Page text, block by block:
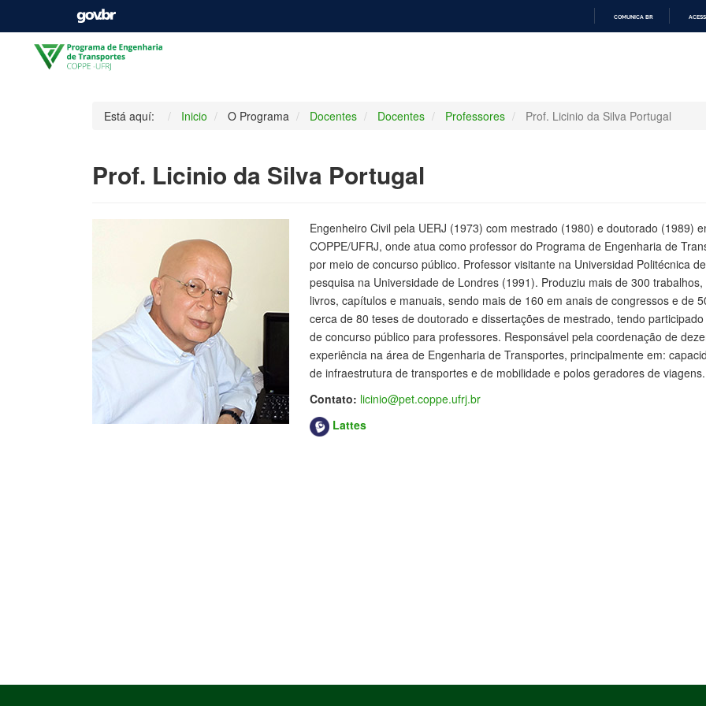
COMUNICA BR
Está aquí: Inicio O Programa Docentes Docentes Professores Prof. Licinio da Silva Portugal
Prof. Licinio da Silva Portugal
Engenheiro Civil pela UERJ (1973) com mestrado (1980) e doutorado (1989)
COPPE/UFRJ, onde atua como professor do Programa de Engenharia de
por meio de concurso público. Professor visitante na Universidad Politécnica
pesquisa na Universidade de Londres (1991). Produziu mais de 300
livros, capítulos e manuais, sendo mais de 160 em anais de congressos e de
cerca de 80 teses de doutorado e dissertações de mestrado, tendo
de concurso público para professores. Responsável pela coordenação de
experiência na área de Engenharia de Transportes, principalmente em:
de infraestrutura de transportes e de mobilidade e polos geradores de viagens.
Contato: licinio@pet.coppe.ufrj.br
Lattes